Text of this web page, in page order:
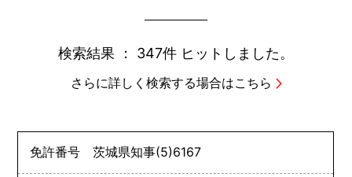
検索結果 ： 347件 ヒットしました。
さらに詳しく検索する場合はこちら
免許番号茨城県知事(5)6167